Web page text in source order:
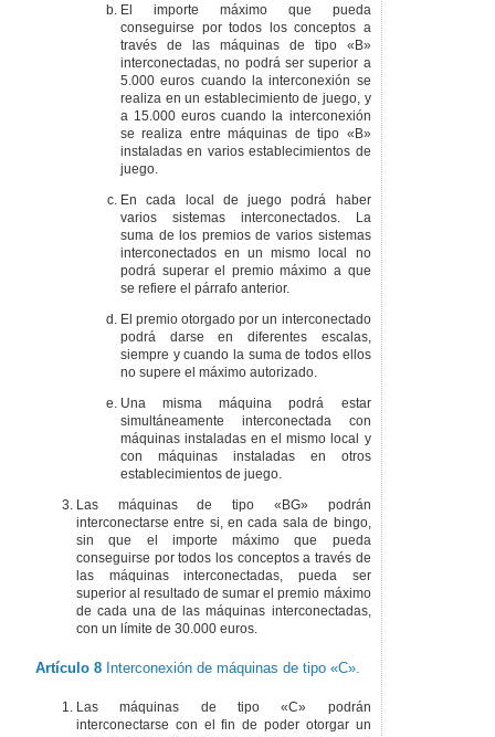
El importe máximo que pueda
conseguirse por todos los conceptos a
través de las máquinas de tipo «B»
interconectadas, no podrá ser superior a
5.000 euros cuando la interconexión se
realiza en un establecimiento de juego, y
a 15.000 euros cuando la interconexión
se realiza entre máquinas de tipo «B»
instaladas en varios establecimientos de
juego.
En cada local de juego podrá haber
varios sistemas interconectados. La
suma de los premios de varios sistemas
interconectados en un mismo local no
podrá superar el premio máximo a que
se refiere el párrafo anterior.
El premio otorgado por un interconectado
podrá darse en diferentes escalas,
siempre y cuando la suma de todos ellos
no supere el máximo autorizado.
Una misma máquina podrá estar
simultáneamente interconectada con
máquinas instaladas en el mismo local y
con máquinas instaladas en otros
establecimientos de juego.
Las máquinas de tipo «BG» podrán
interconectarse entre si, en cada sala de bingo,
sin que el importe máximo que pueda
conseguirse por todos los conceptos a través de
las máquinas interconectadas, pueda ser
superior al resultado de sumar el premio máximo
de cada una de las máquinas interconectadas,
con un límite de 30.000 euros.
Artículo 8 Interconexión de máquinas de tipo «C».
Las máquinas de tipo «C» podrán
interconectarse con el fin de poder otorgar un